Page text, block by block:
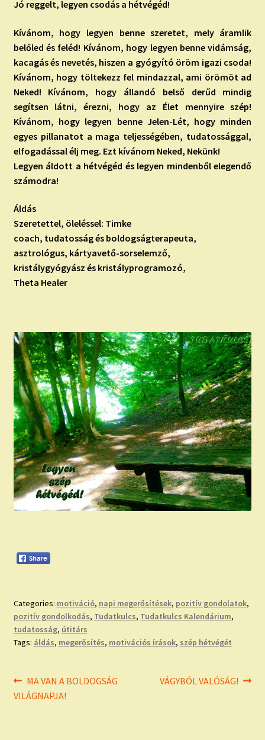
IRATKOZZ FEL A VIDEÓ CSATORNÁNKRA!
TAROT ELEMZÉS MEGRENDELÉSE LIMITÁLT!
AJÁNDÉKOKKAL!
Jó reggelt, legyen csodás a hétvégéd!
Kívánom, hogy legyen benne szeretet, mely áramlik
belőled és feléd! Kívánom, hogy legyen benne vidámság,
kacagás és nevetés, hiszen a gyógyító öröm igazi csoda!
Kívánom, hogy töltekezz fel mindazzal, ami örömöt ad
Neked! Kívánom, hogy állandó belső derűd mindig
segítsen látni, érezni, hogy az Élet mennyire szép!
Kívánom, hogy legyen benne Jelen-Lét, hogy minden
egyes pillanatot a maga teljességében, tudatossággal,
elfogadással élj meg. Ezt kívánom Neked, Nekünk!
Legyen áldott a hétvégéd és legyen mindenből elegendő
számodra!
Áldás
Szeretettel, öleléssel: Timke
coach, tudatosság és boldogságterapeuta,
asztrológus, kártyavető-sorselemző,
kristálygyógyász és kristályprogramozó,
Theta Healer
Categories: motiváció, napi megerősítések, pozitív gondolatok,
pozitív gondolkodás, Tudatkulcs, Tudatkulcs Kalendárium,
tudatosság, útitárs
Tags: áldás, megerősítés, motivációs írások, szép hétvégét
Bejegyzés
navigáció
Previous
post:
MA VAN A BOLDOGSÁG
VILÁGNAPJA!
Next
VÁGYBÓL VALÓSÁG!